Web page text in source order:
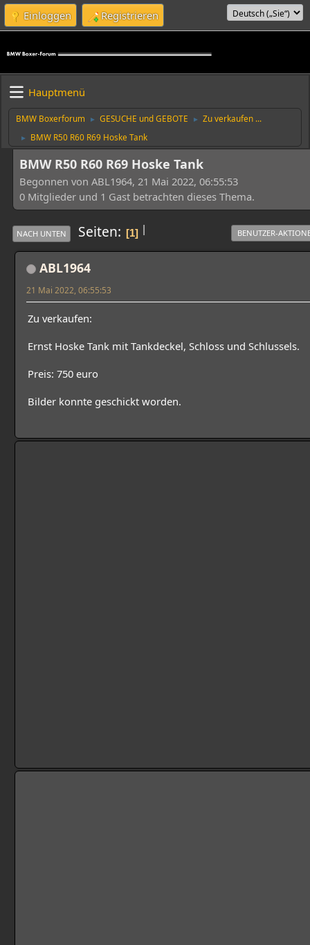
Einloggen Registrieren
Hauptmenü
BMW Boxerforum ► GESUCHE und GEBOTE ► Zu verkaufen ...
► BMW R50 R60 R69 Hoske Tank
BMW R50 R60 R69 Hoske Tank
Begonnen von ABL1964, 21 Mai 2022, 06:55:53
0 Mitglieder und 1 Gast betrachten dieses Thema.
|
NACH UNTEN Seiten 1 BENUTZER-
ABL1964
21 Mai 2022, 06:55:53
Zu verkaufen:
Ernst Hoske Tank mit Tankdeckel, Schloss und Schlussels.
Preis: 750 euro
Bilder konnte geschickt worden.